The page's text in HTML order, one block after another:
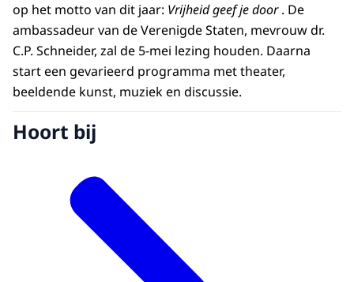
op het motto van dit jaar: Vrijheid geef je door. De
ambassadeur van de Verenigde Staten, mevrouw dr.
C.P. Schneider, zal de 5-mei lezing houden. Daarna
start een gevarieerd programma met theater,
beeldende kunst, muziek en discussie.
Hoort bij